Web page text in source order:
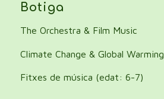
Botiga
The Orchestra & Film Music
Climate Change & Global Warming
Fitxes de música (edat: 6-7)